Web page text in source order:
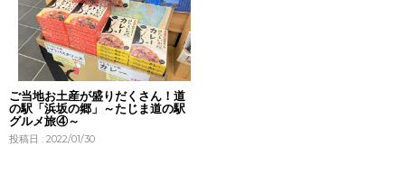
ご当地お土産が盛りだくさん！道
の駅「浜坂の郷」～たじま道の駅
グルメ旅④～
投稿日 : 2022/01/30